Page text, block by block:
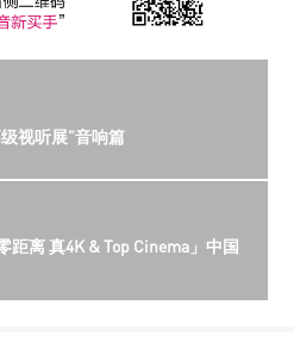
视听展”音响篇
距离 真4K & Top Cinema」中国